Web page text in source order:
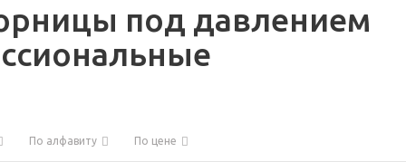
под давлением
По алфавиту По цене